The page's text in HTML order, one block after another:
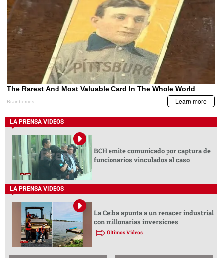
LA PRENSA VIDEOS
BCH emite comunicado por captura de
funcionarios vinculados al caso
LA PRENSA VIDEOS
La Ceiba apunta a un renacer industrial
con millonarias inversiones
Últimos Videos